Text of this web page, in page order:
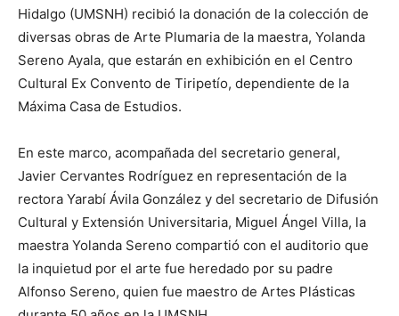
Hidalgo (UMSNH) recibió la donación de la colección de
diversas obras de Arte Plumaria de la maestra, Yolanda
Sereno Ayala, que estarán en exhibición en el Centro
Cultural Ex Convento de Tiripetío, dependiente de la
Máxima Casa de Estudios.
En este marco, acompañada del secretario general,
Javier Cervantes Rodríguez en representación de la
rectora Yarabí Ávila González y del secretario de Difusión
Cultural y Extensión Universitaria, Miguel Ángel Villa, la
maestra Yolanda Sereno compartió con el auditorio que
la inquietud por el arte fue heredado por su padre
Alfonso Sereno, quien fue maestro de Artes Plásticas